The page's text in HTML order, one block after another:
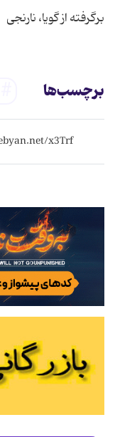
برگرفته از گویا، نارنجی
برچسب‌ها